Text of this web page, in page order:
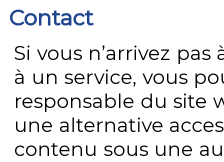
Contact
Si vous n’arrivez
à un service, vous
responsable du site
une alternative
contenu sous une